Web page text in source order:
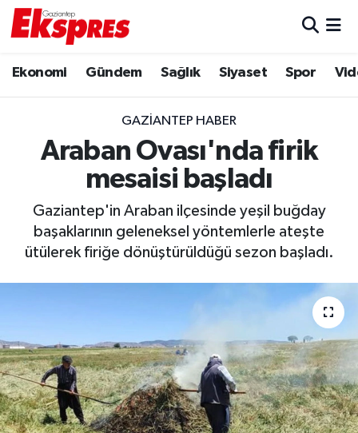
Ekonomi Gündem Sağlık Siyaset Spor
GAZIANTEP HABER
Araban Ovası'nda firik
mesaisi başladı
Gaziantep'in Araban ilçesinde yeşil buğday
başaklarının geleneksel yöntemlerle ateşte
ütülerek firiğe dönüştürüldüğü sezon başladı.
Ekonomi
Gaziantep son dakika
Gündem
Haberler
Magazin
Müzik
Piyasa
Trafik Durumu
Puan Durumu ve Fikstür
Tüm Manşetler
Son Dakika Haberleri
Haber Arşivi